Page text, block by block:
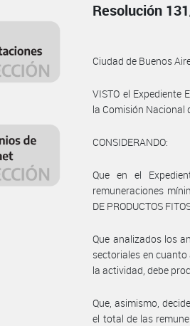
Resolución
Ciudad de Buenos
VISTO el Expediente
la Comisión Nacional
CONSIDERANDO:
Que en el
remuneraciones
DE PRODUCTOS
Que analizados los
sectoriales en
la actividad, debe
Que, asimismo,
el total de las